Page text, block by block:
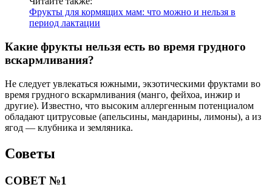
Фрукты для кормящих мам: что можно и нельзя в
период лактации
Какие фрукты нельзя есть во время грудного
вскармливания?
Не следует увлекаться южными, экзотическими фруктами во
время грудного вскармливания (манго, фейхоа, инжир и
другие). Известно, что высоким аллергенным потенциалом
обладают цитрусовые (апельсины, мандарины, лимоны), а из
ягод — клубника и земляника.
Советы
СОВЕТ №1